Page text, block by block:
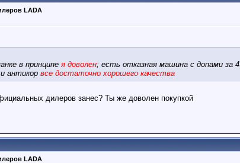
LADA
в принципе я доволен; есть отказная машина с допами за
и антикор все достаточно хорошего качества
дилеров занес? Ты же доволен покупкой
LADA